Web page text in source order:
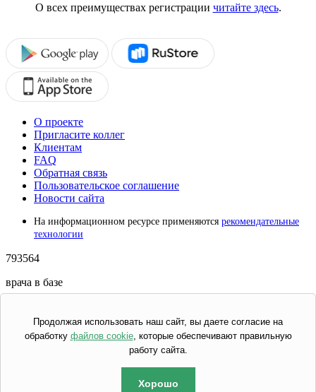
О всех преимуществах регистрации читайте здесь.
О проекте
Пригласите коллег
Клиентам
FAQ
Обратная связь
Пользовательское соглашение
Новости сайта
На информационном ресурсе применяются рекомендательные
технологии
793564
врача в базе
врачей на сайте
Продолжая использовать наш сайт, вы даете согласие на
обработку файлов cookie, которые обеспечивают правильную
работу сайта.
Хорошо